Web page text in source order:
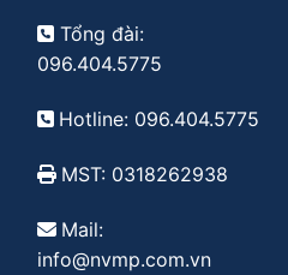
Tổng đài:
096.404.5775
Hotline: 096.404.5775
MST: 0318262938
Mail:
info@nvmp.com.vn